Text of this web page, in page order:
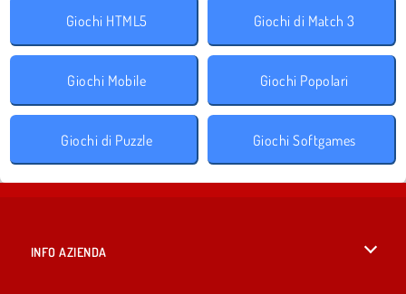
Giochi HTML5 Giochi di Match 3
Giochi Mobile Giochi Popolari
Giochi di Puzzle Giochi Softgames
INFO AZIENDA